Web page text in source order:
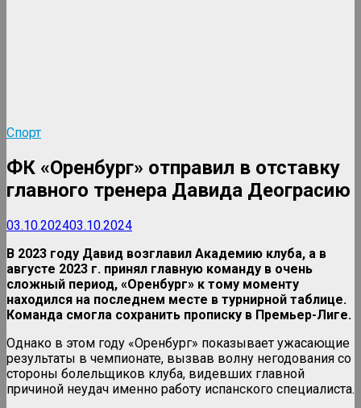
Спорт
ФК «Оренбург» отправил в отставку
главного тренера Давида Деограсию
03.10.202403.10.2024
В 2023 году Давид возглавил Академию клуба, а в
августе 2023 г. принял главную команду в очень
сложный период, «Оренбург» к тому моменту
находился на последнем месте в турнирной таблице.
Команда смогла сохранить прописку в Премьер-Лиге.
Однако в этом году «Оренбург» показывает ужасающие
результаты в чемпионате, вызвав волну негодования со
стороны болельщиков клуба, видевших главной
причиной неудач именно работу испанского специалиста.